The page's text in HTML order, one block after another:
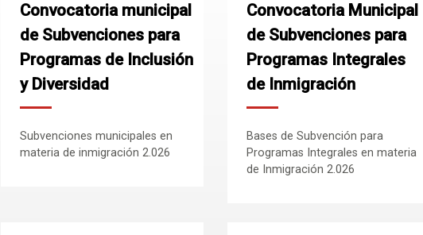
Convocatoria municipal
de Subvenciones para
Programas de Inclusión
y Diversidad
Subvenciones municipales en
materia de inmigración 2.026
Convocatoria Municipal
de Subvenciones para
Programas Integrales
de Inmigración
Bases de Subvención para
Programas Integrales en materia
de Inmigración 2.026